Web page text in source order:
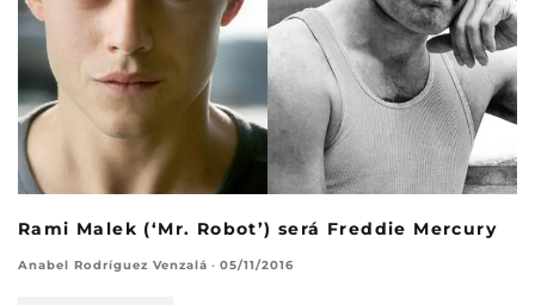
Rami Malek (‘Mr. Robot’) será Freddie Mercury
Anabel Rodríguez Venzalá · 05/11/2016